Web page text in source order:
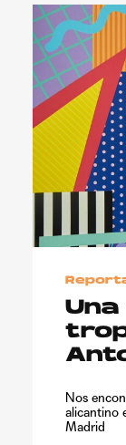
Nos
alicantino
Madrid